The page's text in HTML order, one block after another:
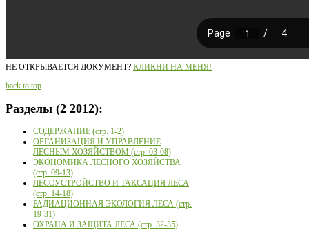
НЕ ОТКРЫВАЕТСЯ ДОКУМЕНТ? КЛИКНИ НА МЕНЯ!
back to top
Разделы (2 2012):
СОДЕРЖАНИЕ (стр. 1-2)
ОРГАНИЗАЦИЯ И УПРАВЛЕНИЕ
ЛЕСНЫМ ХОЗЯЙСТВОМ (стр. 03-08)
ЭКОНОМИКА ЛЕСНОГО ХОЗЯЙСТВА
(стр. 09-13)
ЛЕСОУСТРОЙСТВО И ТАКСАЦИЯ ЛЕСА
(стр. 14-18)
РАДИАЦИОННАЯ ЭКОЛОГИЯ ЛЕСА (стр.
19-31)
ОХРАНА И ЗАЩИТА ЛЕСА (стр. 32-35)